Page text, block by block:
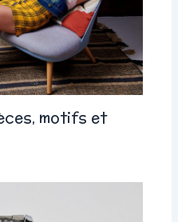
motifs et